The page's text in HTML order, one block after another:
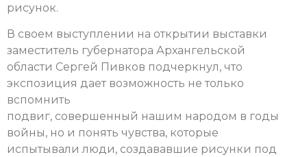
рисунок.
В своем выступлении на открытии выставки
заместитель губернатора Архангельской
области Сергей Пивков подчеркнул, что
экспозиция дает возможность не только
вспомнить
подвиг, совершенный нашим народом в годы
войны, но и понять чувства, которые
испытывали люди, создававшие рисунки под